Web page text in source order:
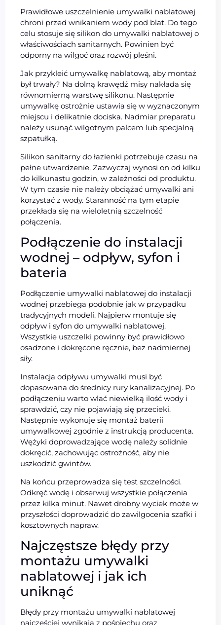
Prawidłowe uszczelnienie umywalki nablatowej
chroni przed wnikaniem wody pod blat. Do tego
celu stosuje się silikon do umywalki nablatowej o
właściwościach sanitarnych. Powinien być
odporny na wilgoć oraz rozwój pleśni.
Jak przykleić umywalkę nablatową, aby montaż
był trwały? Na dolną krawędź misy nakłada się
równomierną warstwę silikonu. Następnie
umywalkę ostrożnie ustawia się w wyznaczonym
miejscu i delikatnie dociska. Nadmiar preparatu
należy usunąć wilgotnym palcem lub specjalną
szpatułką.
Silikon sanitarny do łazienki potrzebuje czasu na
pełne utwardzenie. Zazwyczaj wynosi on od kilku
do kilkunastu godzin, w zależności od produktu.
W tym czasie nie należy obciążać umywalki ani
korzystać z wody. Staranność na tym etapie
przekłada się na wieloletnią szczelność
połączenia.
Podłączenie do instalacji
wodnej – odpływ, syfon i
bateria
Podłączenie umywalki nablatowej do instalacji
wodnej przebiega podobnie jak w przypadku
tradycyjnych modeli. Najpierw montuje się
odpływ i syfon do umywalki nablatowej.
Wszystkie uszczelki powinny być prawidłowo
osadzone i dokręcone ręcznie, bez nadmiernej
siły.
Instalacja odpływu umywalki musi być
dopasowana do średnicy rury kanalizacyjnej. Po
podłączeniu warto wlać niewielką ilość wody i
sprawdzić, czy nie pojawiają się przecieki.
Następnie wykonuje się montaż baterii
umywalkowej zgodnie z instrukcją producenta.
Wężyki doprowadzające wodę należy solidnie
dokręcić, zachowując ostrożność, aby nie
uszkodzić gwintów.
Na końcu przeprowadza się test szczelności.
Odkręć wodę i obserwuj wszystkie połączenia
przez kilka minut. Nawet drobny wyciek może w
przyszłości doprowadzić do zawilgocenia szafki i
kosztownych napraw.
Najczęstsze błędy przy
montażu umywalki
nablatowej i jak ich
uniknąć
Błędy przy montażu umywalki nablatowej
najczęściej wynikają z pośpiechu oraz